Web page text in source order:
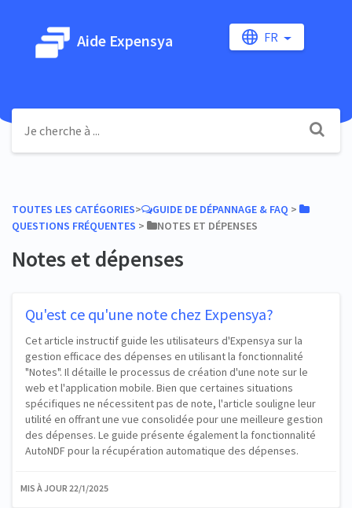
Aide Expensya FR
TOUTES LES CATÉGORIES​>​ ​GUIDE DE DÉPANNAGE & FAQ ​ > ​
QUESTIONS FRÉQUENTES ​ > ​ ​NOTES ET DÉPENSES
Notes et dépenses
Qu'est ce qu'une note chez Expensya?
Cet article instructif guide les utilisateurs d'Expensya sur la
gestion efficace des dépenses en utilisant la fonctionnalité
"Notes". Il détaille le processus de création d'une note sur le
web et l'application mobile. Bien que certaines situations
spécifiques ne nécessitent pas de note, l'article souligne leur
utilité en offrant une vue consolidée pour une meilleure gestion
des dépenses. Le guide présente également la fonctionnalité
AutoNDF pour la récupération automatique des dépenses.
MIS À JOUR 22/1/2025